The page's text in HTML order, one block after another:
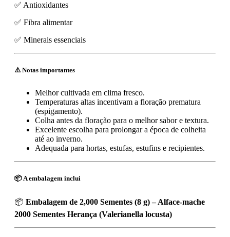
✅ Antioxidantes
✅ Fibra alimentar
✅ Minerais essenciais
⚠️ Notas importantes
Melhor cultivada em clima fresco.
Temperaturas altas incentivam a floração prematura
(espigamento).
Colha antes da floração para o melhor sabor e textura.
Excelente escolha para prolongar a época de colheita
até ao inverno.
Adequada para hortas, estufas, estufins e recipientes.
📦 A embalagem inclui
📦 Embalagem de 2,000 Sementes (8 g) – Alface-mache
2000 Sementes Herança (Valerianella locusta)